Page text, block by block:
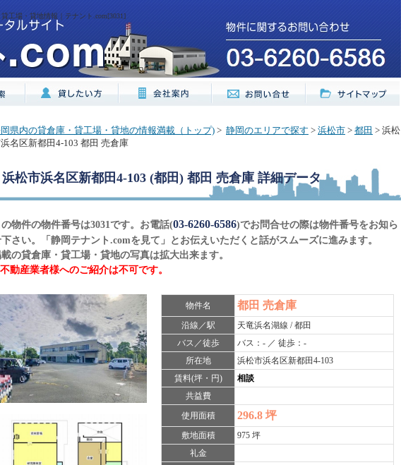
工場・貸地情報｜テナント.com[3031]
県内の貸倉庫・貸工場・貸地の情報満載（トップ) > 静岡のエリアで探す > 浜松市 > 都田 > 浜松
名区新都田4-103 都田 売倉庫
浜松市浜名区新都田4-103 (都田) 都田 売倉庫 詳細データ
の物件の物件番号は3031です。お電話(03-6260-6586)でお問合せの際は物件番号をお知ら
さい。「静岡テナント.comを見て」とお伝えいただくと話がスムーズに進みます。
の貸倉庫・貸工場・貸地の写真は拡大出来ます。
動産業者様へのご紹介は不可です。
物件名 都田 売倉庫
沿線／駅
天竜浜名湖線 / 都田
バス／徒歩
バス：- ／ 徒歩：-
所在地
浜松市浜名区新都田4-103
賃料(坪・円)
相談
共益費
使用面積
296.8 坪
敷地面積
975 坪
礼金